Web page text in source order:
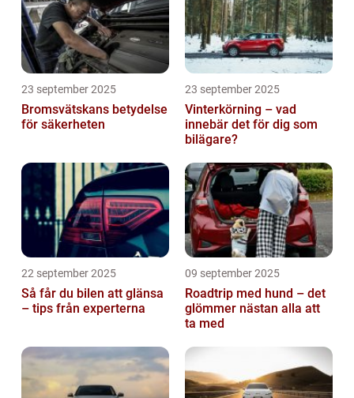
23 september 2025
Bromsvätskans betydelse
för säkerheten
23 september 2025
Vinterkörning – vad
innebär det för dig som
bilägare?
22 september 2025
Så får du bilen att glänsa
– tips från experterna
09 september 2025
Roadtrip med hund – det
glömmer nästan alla att
ta med